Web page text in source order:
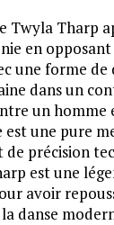
Twyla Tharp
en
une forme de
dans un
un homme
est une pure
précision
est une
avoir
danse